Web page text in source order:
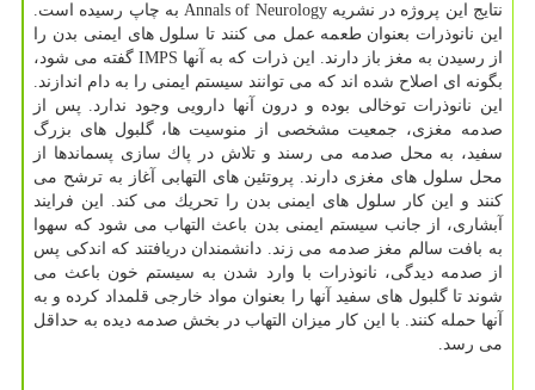
نتایج این پروژه در نشریه Annals of Neurology به چاپ رسیده است.
این نانوذرات بعنوان طعمه عمل می كنند تا سلول های ایمنی بدن را
از رسیدن به مغز باز دارند. این ذرات كه به آنها IMPS گفته می شود،
بگونه ای اصلاح شده اند كه می توانند سیستم ایمنی را به دام اندازند.
این نانوذرات توخالی بوده و درون آنها دارویی وجود ندارد. پس از
صدمه مغزی، جمعیت مشخصی از منوسیت ها، گلبول های بزرگ
سفید، به محل صدمه می رسند و تلاش در پاك سازی پسماندها از
محل سلول های مغزی دارند. پروتئین های التهابی آغاز به ترشح می
كنند و این كار سلول های ایمنی بدن را تحریك می كند. این فرایند
آبشاری، از جانب سیستم ایمنی بدن باعث التهاب می شود كه سهوا
به بافت سالم مغز صدمه می زند. دانشمندان دریافتند كه اندكی پس
از صدمه دیدگی، نانوذرات با وارد شدن به سیستم خون باعث می
شوند تا گلبول های سفید آنها را بعنوان مواد خارجی قلمداد كرده و به
آنها حمله كنند. با این كار میزان التهاب در بخش صدمه دیده به حداقل
می رسد.